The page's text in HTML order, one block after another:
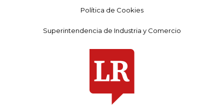
Política de Cookies
Superintendencia de Industria y Comercio